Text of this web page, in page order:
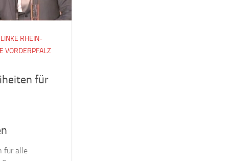
RHEIN-
VORDERPFALZ
für
für alle